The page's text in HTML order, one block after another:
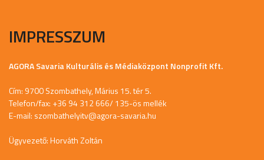
IMPRESSZUM
AGORA Savaria Kulturális és Médiaközpont Nonprofit Kft.
Cím: 9700 Szombathely, Márius 15. tér 5.
Telefon/fax: +36 94 312 666/ 135-ös mellék
E-mail: szombathelyitv@agora-savaria.hu
Ügyvezető: Horváth Zoltán